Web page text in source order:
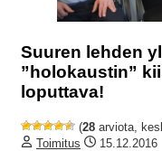
Suuren lehden
”holokaustin”
loputtava!
(28 arviota,
Toimitus
15.12.2016